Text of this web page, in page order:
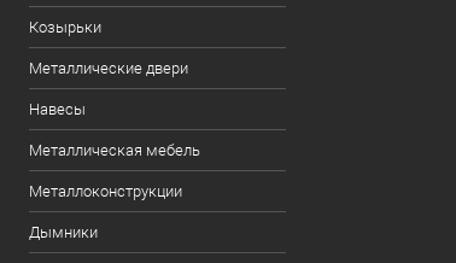
Козырьки
Металлические двери
Навесы
Металлическая мебель
Металлоконструкции
Дымники